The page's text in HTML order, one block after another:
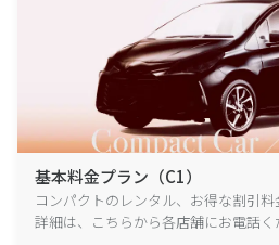
基本料金プラン（C1）
コンパクトのレンタル、お得な割引
詳細は、こちらから各店舗にお電話く